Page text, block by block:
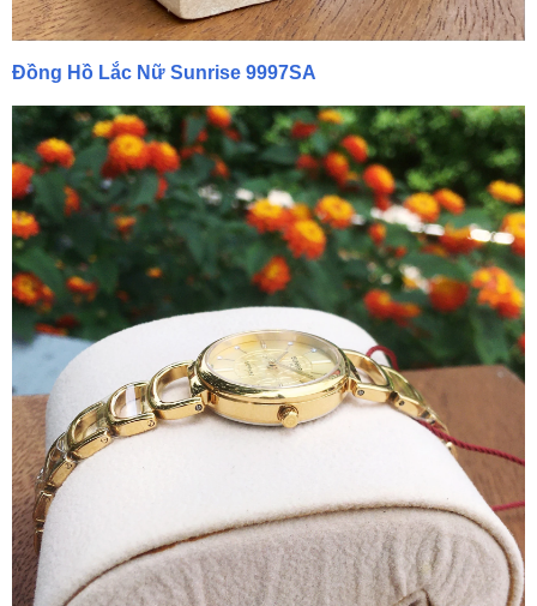
Đồng Hồ Lắc Nữ Sunrise 9997SA